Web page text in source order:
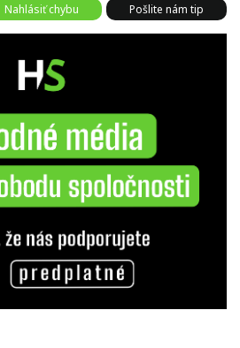
Nahlásiť chybu Pošlite nám tip